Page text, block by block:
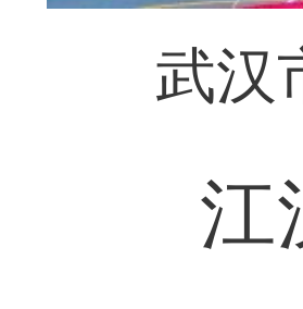
武汉
江汉